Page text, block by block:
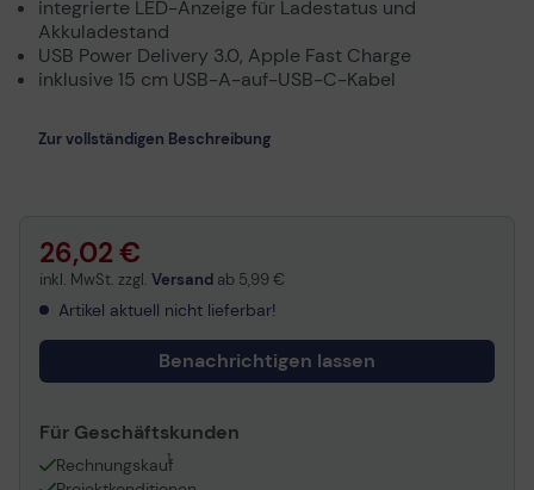
integrierte LED-Anzeige für Ladestatus und
Akkuladestand
USB Power Delivery 3.0, Apple Fast Charge
inklusive 15 cm USB-A-auf-USB-C-Kabel
Zur vollständigen Beschreibung
26,02 €
inkl. MwSt. zzgl. Versand ab 5,99 €
Artikel aktuell nicht lieferbar!
Benachrichtigen lassen
Für Geschäftskunden
Rechnungskauf
1